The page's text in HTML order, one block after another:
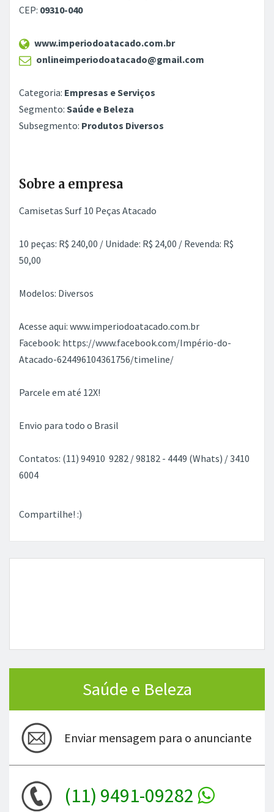
CEP: 09310-040
www.imperiodoatacado.com.br
onlineimperiodoatacado@gmail.com
Categoria: Empresas e Serviços
Segmento: Saúde e Beleza
Subsegmento: Produtos Diversos
Sobre a empresa
Camisetas Surf 10 Peças Atacado
10 peças: R$ 240,00 / Unidade: R$ 24,00 / Revenda: R$
50,00
Modelos: Diversos
Acesse aqui: www.imperiodoatacado.com.br
Facebook: https://www.facebook.com/Império-do-
Atacado-624496104361756/timeline/
Parcele em até 12X!
Envio para todo o Brasil
Contatos: (11) 94910  9282 / 98182 - 4449 (Whats) / 3410 
6004
Compartilhe! :)
Saúde e Beleza
Enviar mensagem para o anunciante
(11) 9491-09282